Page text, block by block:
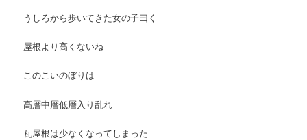
うしろから歩いてきた女の子曰く
屋根より高くないね
このこいのぼりは
高層中層低層入り乱れ
瓦屋根は少なくなってしまった